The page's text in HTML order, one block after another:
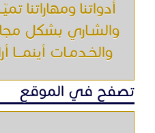
أدواتنا ومهاراتنا
والشـاري بشكل
والخـدمـات أينمـــا
تصفح في الموقع